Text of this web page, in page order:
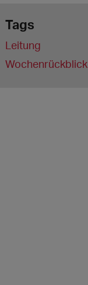
Tags
Leitung
Wochenrückblick